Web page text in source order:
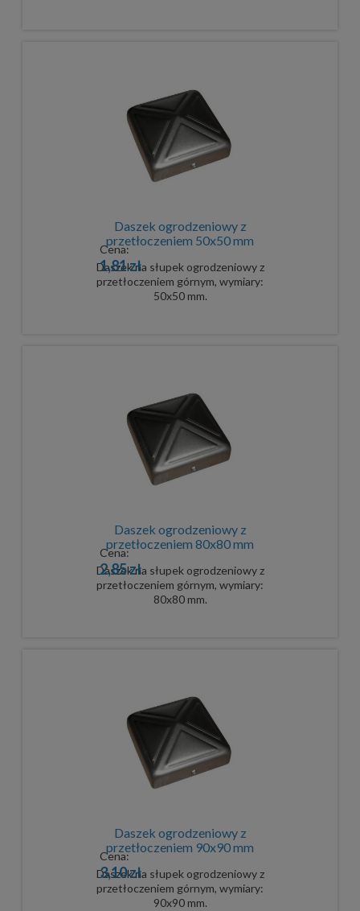
Daszek ogrodzeniowy z
przetłoczeniem 50x50 mm
Daszek na słupek ogrodzeniowy z
przetłoczeniem górnym, wymiary:
50x50 mm.
Cena:
1,81 zł
Daszek ogrodzeniowy z
przetłoczeniem 80x80 mm
Daszek na słupek ogrodzeniowy z
przetłoczeniem górnym, wymiary:
80x80 mm.
Cena:
2,85 zł
Daszek ogrodzeniowy z
przetłoczeniem 90x90 mm
Daszek na słupek ogrodzeniowy z
przetłoczeniem górnym, wymiary:
90x90 mm.
Cena:
3,10 zł